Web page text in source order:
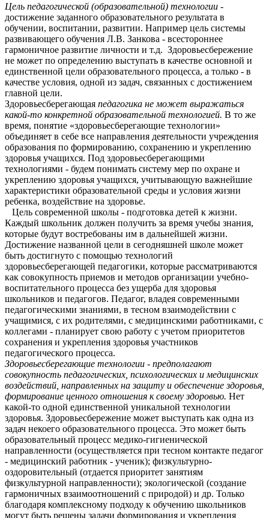
Цель педагогической (образовательной) технологии -
достижение заданного образовательного результата в
обучении, воспитании, развитии. Например цель системы
развивающего обучения Л.В. Занкова - всестороннее
гармоничное развитие личности и т.д. Здоровьесбережение
не может по определению выступать в качестве основной и
единственной цели образовательного процесса, а только - в
качестве условия, одной из задач, связанных с достижением
главной цели.
Здоровьесберегающая педагогика не может выражаться
какой-то конкретной образовательной технологией. В то же
время, понятие «здоровьесберегающие технологии»
объединяет в себе все направления деятельности учреждения
образования по формированию, сохранению и укреплению
здоровья учащихся. Под здоровьесберегающими
технологиями - будем понимать систему мер по охране и
укреплению здоровья учащихся, учитывающую важнейшие
характеристики образовательной среды и условия жизни
ребенка, воздействие на здоровье.
Цель современной школы - подготовка детей к жизни.
Каждый школьник должен получить за время учебы знания,
которые будут востребованы им в дальнейшей жизни.
Достижение названной цели в сегодняшней школе может
быть достигнуто с помощью технологий
здоровьесберегающей педагогики, которые рассматриваются
как совокупность приемов и методов организации учебно-
воспитательного процесса без ущерба для здоровья
школьников и педагогов. Педагог, владея современными
педагогическими знаниями, в тесном взаимодействии с
учащимися, с их родителями, с медицинскими работниками, с
коллегами - планирует свою работу с учетом приоритетов
сохранения и укрепления здоровья участников
педагогического процесса.
Здоровьесберегающие технологии - предполагают
совокупность педагогических, психологических и медицинских
воздействий, направленных на защиту и обеспечение здоровья,
формирование ценного отношения к своему здоровью. Нет
какой-то одной единственной уникальной технологии
здоровья. Здоровьесбережение может выступать как одна из
задач некоего образовательного процесса. Это может быть
образовательный процесс медико-гигиенической
направленности (осуществляется при тесном контакте педагог
- медицинский работник - ученик); физкультурно-
оздоровительный (отдается приоритет занятиям
физкультурной направленности); экологической (создание
гармоничных взаимоотношений с природой) и др. Только
благодаря комплексному подходу к обучению школьников
могут быть решены задачи формирования и укрепления